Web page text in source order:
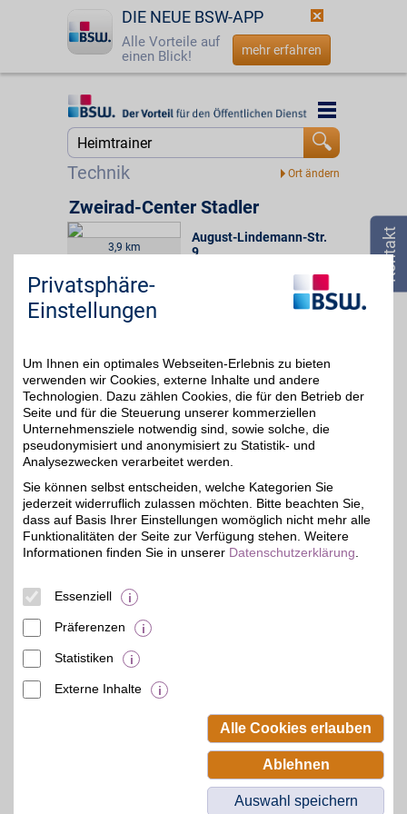
DIE NEUE BSW-APP
Alle Vorteile auf
einen Blick!
mehr erfahren
Startseite
☎ 0800 - 279 25 82
Technik
Startseite
3,9 km
Zweirad-Center Stadler
August-Lindemann-Str.
9,
8,5 km
4%
Zweirad-Center Stadler
Königin-Elisabeth-Str. 9-
23,
14059
Berlin
Auf Karte anzeigen
Zum Partnerprofil
21,5 km
Fahrrad-Hof
Beamten-Selbsthilfewerk GmbH.
Privatsphäre-
Einstellungen
Um Ihnen ein optimales Webseiten-Erlebnis zu bieten
verwenden wir Cookies, externe Inhalte und andere
Technologien. Dazu zählen Cookies, die für den Betrieb der
Seite und für die Steuerung unserer kommerziellen
Unternehmensziele notwendig sind, sowie solche, die
pseudonymisiert und anonymisiert zu Statistik- und
Analysezwecken verarbeitet werden.
Sie können selbst entscheiden, welche Kategorien Sie
jederzeit widerruflich zulassen möchten. Bitte beachten Sie,
dass auf Basis Ihrer Einstellungen womöglich nicht mehr alle
Funktionalitäten der Seite zur Verfügung stehen. Weitere
Informationen finden Sie in unserer Datenschutzerklärung
Essenziell
Präferenzen
Statistiken
Externe Inhalte
Alle Cookies erlauben
Ablehnen
Auswahl speichern